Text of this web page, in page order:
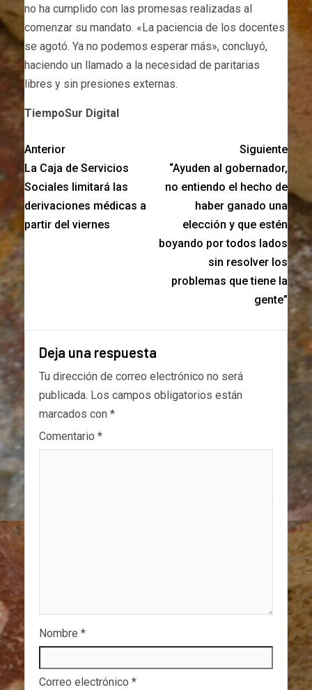
no ha cumplido con las promesas realizadas al
comenzar su mandato. «La paciencia de los docentes
se agotó. Ya no podemos esperar más», concluyó,
haciendo un llamado a la necesidad de paritarias
libres y sin presiones externas.
TiempoSur Digital
Anterior
La Caja de Servicios
Sociales limitará las
derivaciones médicas a
partir del viernes
Siguiente
“Ayuden al gobernador,
no entiendo el hecho de
haber ganado una
elección y que estén
boyando por todos lados
sin resolver los
problemas que tiene la
gente”
Deja una respuesta
Tu dirección de correo electrónico no será
publicada. Los campos obligatorios están
marcados con *
Comentario *
Nombre *
Correo electrónico *